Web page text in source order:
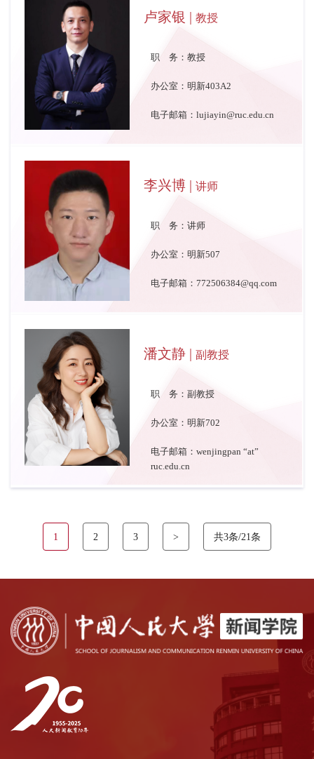
卢家银 | 教授
职 务：教授
办公室：明新403A2
电子邮箱：lujiayin@ruc.edu.cn
李兴博 | 讲师
职 务：讲师
办公室：明新507
电子邮箱：772506384@qq.com
潘文静 | 副教授
职 务：副教授
办公室：明新702
电子邮箱：wenjingpan “at”
ruc.edu.cn
1 2 3 > 共3条/21条